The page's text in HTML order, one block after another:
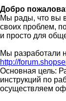
Добро
Мы рады, что вы
своих проблем,
и просто для
Мы разработали
http://
Основная цель:
инструкций по
осуществляем